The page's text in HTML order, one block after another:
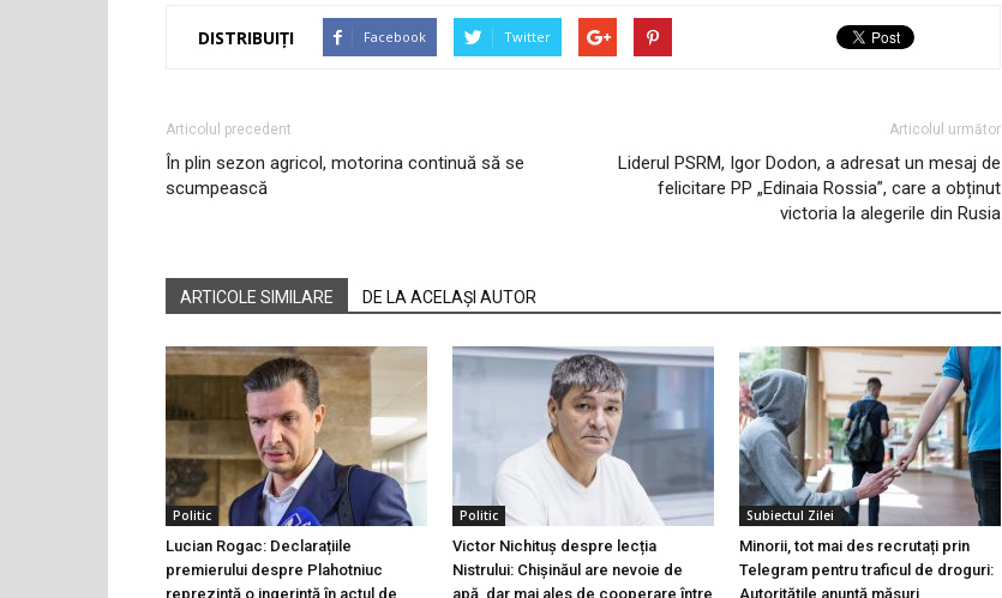
DISTRIBUIȚI Facebook Twitter
Articolul precedent
În plin sezon agricol, motorina continuă să se
scumpească
Articolul următor
Liderul PSRM, Igor Dodon, a adresat un mesaj de
felicitare PP „Edinaia Rossia”, care a obținut
victoria la alegerile din Rusia
ARTICOLE SIMILARE DE LA ACELAȘI AUTOR
Politic
Lucian Rogac: Declarațiile
premierului despre Plahotniuc
reprezintă o ingerință în actul de
Politic
Victor Nichituș despre lecția
Nistrului: Chișinăul are nevoie de
apă, dar mai ales de cooperare între
Subiectul Zilei
Minorii, tot mai des recrutați prin
Telegram pentru traficul de droguri:
Autoritățile anunță măsuri